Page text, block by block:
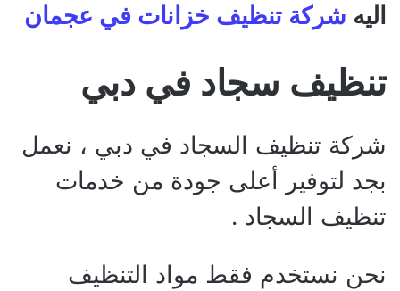
اليه شركة تنظيف خزانات في عجمان
تنظيف سجاد في دبي
شركة تنظيف السجاد في دبي ، نعمل
بجد لتوفير أعلى جودة من خدمات
تنظيف السجاد .
نحن نستخدم فقط مواد التنظيف